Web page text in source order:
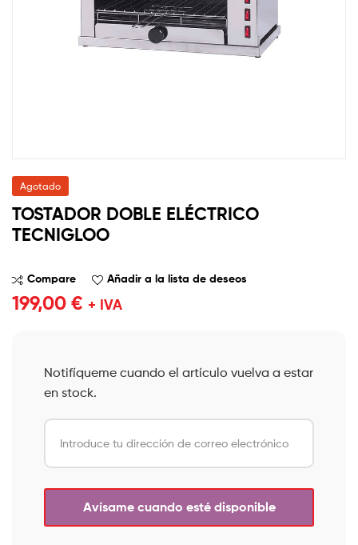
Agotado
TOSTADOR DOBLE ELÉCTRICO
TECNIGLOO
Compare Añadir a la lista de deseos
199,00 € + IVA
Notifíqueme cuando el artículo vuelva a estar
en stock.